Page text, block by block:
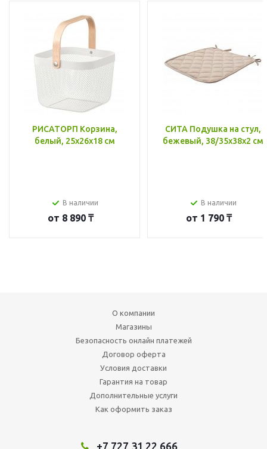
РИСАТОРП Корзина,
белый, 25x26x18 см
В наличии
от 8 890 ₸
СИТА Подушка на стул,
бежевый, 38/35x38x2 см
В наличии
от 1 790 ₸
О компании
Магазины
Безопасность онлайн платежей
Договор оферта
Условия доставки
Гарантия на товар
Дополнительные услуги
Как оформить заказ
+7 727 31 22 666